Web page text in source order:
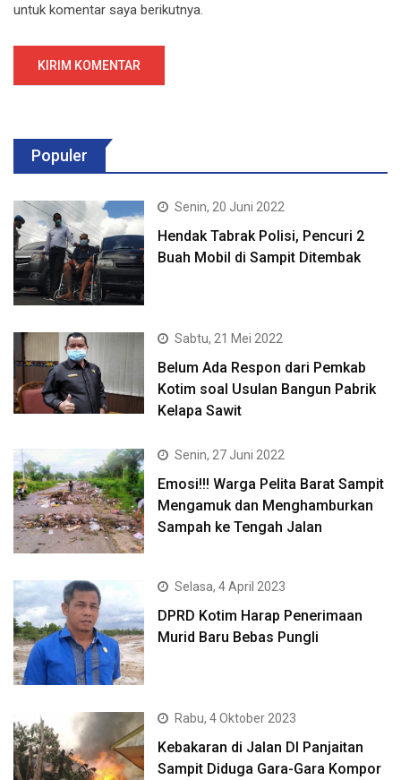
untuk komentar saya berikutnya.
Populer
Senin, 20 Juni 2022
Hendak Tabrak Polisi, Pencuri 2
Buah Mobil di Sampit Ditembak
Sabtu, 21 Mei 2022
Belum Ada Respon dari Pemkab
Kotim soal Usulan Bangun Pabrik
Kelapa Sawit
Senin, 27 Juni 2022
Emosi!!! Warga Pelita Barat Sampit
Mengamuk dan Menghamburkan
Sampah ke Tengah Jalan
Selasa, 4 April 2023
DPRD Kotim Harap Penerimaan
Murid Baru Bebas Pungli
Rabu, 4 Oktober 2023
Kebakaran di Jalan DI Panjaitan
Sampit Diduga Gara-Gara Kompor